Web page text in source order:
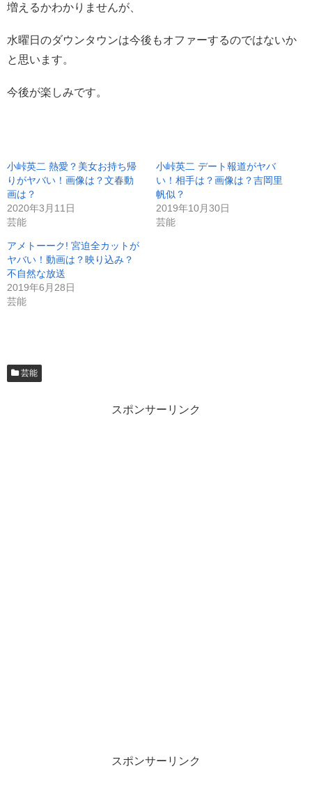
増えるかわかりませんが、
水曜日のダウンタウンは今後もオファーするのではないか
と思います。
今後が楽しみです。
小峠英二 熱愛？美女お持ち帰
りがヤバい！画像は？文春動
画は？
2020年3月11日
芸能
小峠英二 デート報道がヤバ
い！相手は？画像は？吉岡里
帆似？
2019年10月30日
芸能
アメトーーク! 宮迫全カットが
ヤバい！動画は？映り込み？
不自然な放送
2019年6月28日
芸能
芸能
スポンサーリンク
スポンサーリンク